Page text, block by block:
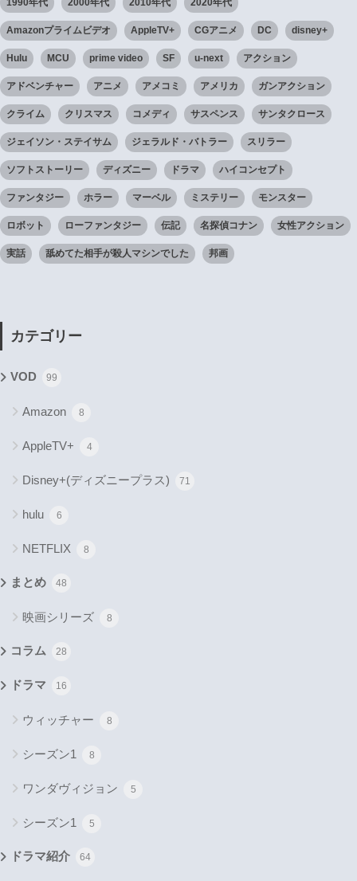
1990年代 2000年代 2010年代 2020年代
Amazonプライムビデオ AppleTV+ CGアニメ DC disney+
Hulu MCU prime video SF u-next アクション
アドベンチャー アニメ アメコミ アメリカ ガンアクション
クライム クリスマス コメディ サスペンス サンタクロース
ジェイソン・ステイサム ジェラルド・バトラー スリラー
ソフトストーリー ディズニー ドラマ ハイコンセプト
ファンタジー ホラー マーベル ミステリー モンスター
ロボット ローファンタジー 伝記 名探偵コナン 女性アクション
実話 舐めてた相手が殺人マシンでした 邦画
カテゴリー
VOD 99
Amazon 8
AppleTV+ 4
Disney+(ディズニープラス) 71
hulu 6
NETFLIX 8
まとめ 48
映画シリーズ 8
コラム 28
ドラマ 16
ウィッチャー 8
シーズン1 8
ワンダヴィジョン 5
シーズン1 5
ドラマ紹介 64